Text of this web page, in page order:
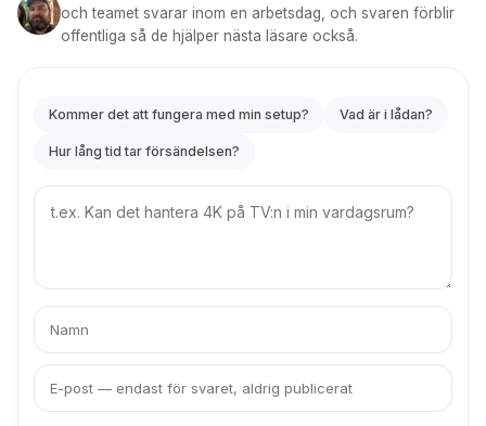
och teamet svarar inom en arbetsdag, och svaren förblir
offentliga så de hjälper nästa läsare också.
Kommer det att fungera med min setup? Vad är i lådan?
Hur lång tid tar försändelsen?
question
Ditt
namn
Din
post